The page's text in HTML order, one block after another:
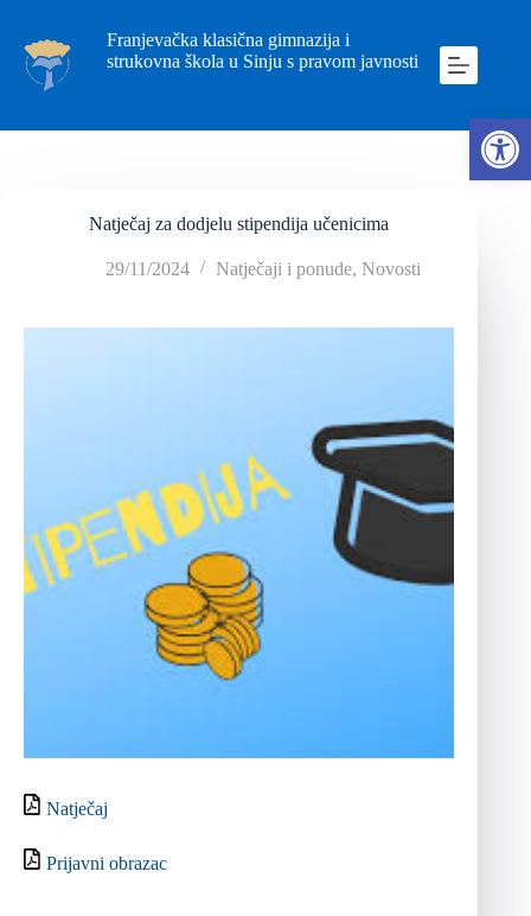
Franjevačka klasična gimnazija i
strukovna škola u Sinju s pravom javnosti
Natječaj za dodjelu stipendija učenicima
29/11/2024 Natječaji i ponude, Novosti
Natječaj
Prijavni obrazac